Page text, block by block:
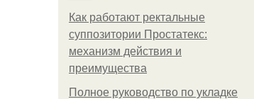
Как работают ректальные
суппозитории Простатекс:
механизм действия и
преимущества
Полное руководство по укладке